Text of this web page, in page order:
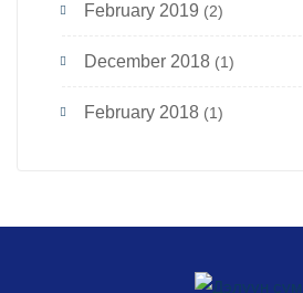
February 2019 (2)
December 2018 (1)
February 2018 (1)